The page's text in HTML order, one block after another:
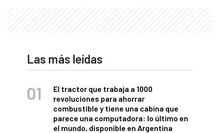
Las más leídas
El tractor que trabaja a 1000
revoluciones para ahorrar
combustible y tiene una cabina que
parece una computadora: lo último en
el mundo, disponible en Argentina